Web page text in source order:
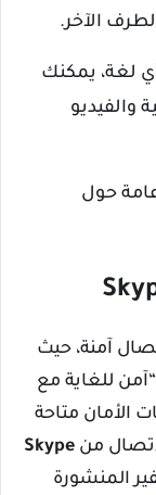
الآخر.
لغة، يمكنك
والفيديو
حول
آمنة، حيث
“آمن للغاية مع
الأمان متاحة
من Skype
المنشورة